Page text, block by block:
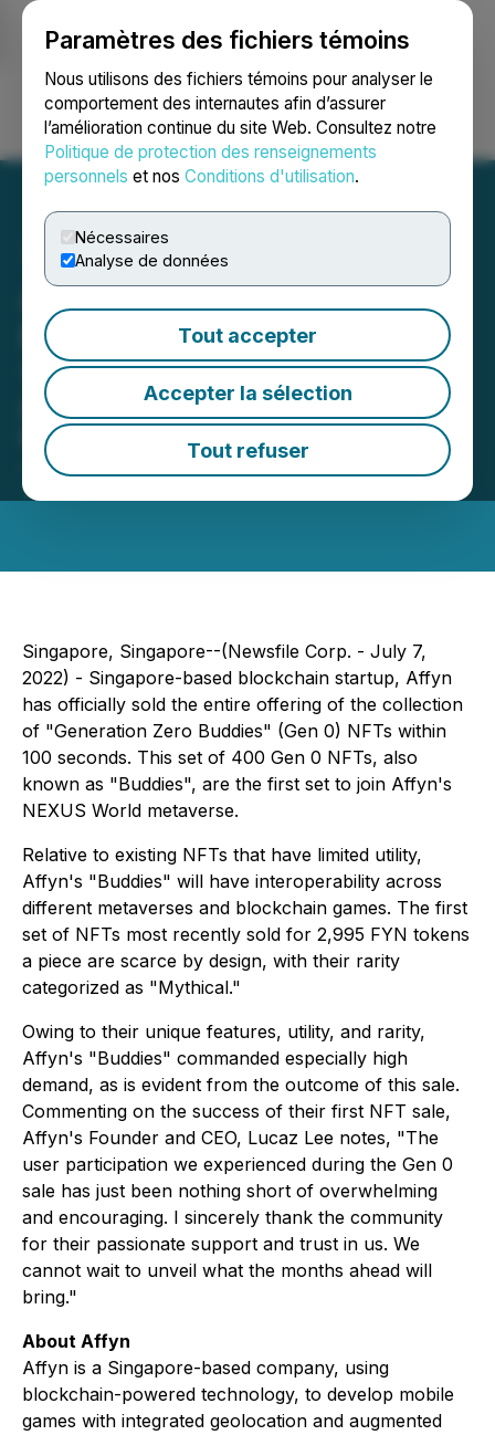
Paramètres des fichiers témoins
Nous utilisons des fichiers témoins pour analyser le
comportement des internautes afin d’assurer
l’amélioration continue du site Web. Consultez notre
Politique de protection des renseignements
personnels et nos Conditions d'utilisation.
Nécessaires
Analyse de données
Tout accepter
Accepter la sélection
Tout refuser
Ouvrir une session Recherche English
Affyn's "Generation Zero"
NFT Collection Sold Out in
100 Seconds
NFTs rose to rank #2 in the top
Polygon NFTs on OpenSea
July 07, 2022 10:07 AM EDT | Source:
InboundJunction Ltd.
Singapore, Singapore--(Newsfile Corp. - July 7,
2022) - Singapore-based blockchain startup, Affyn
has officially sold the entire offering of the collection
of "Generation Zero Buddies" (Gen 0) NFTs within
100 seconds. This set of 400 Gen 0 NFTs, also
known as "Buddies", are the first set to join Affyn's
NEXUS World metaverse.
Relative to existing NFTs that have limited utility,
Affyn's "Buddies" will have interoperability across
different metaverses and blockchain games. The first
set of NFTs most recently sold for 2,995 FYN tokens
a piece are scarce by design, with their rarity
categorized as "Mythical."
Owing to their unique features, utility, and rarity,
Affyn's "Buddies" commanded especially high
demand, as is evident from the outcome of this sale.
Commenting on the success of their first NFT sale,
Affyn's Founder and CEO, Lucaz Lee notes, "The
user participation we experienced during the Gen 0
sale has just been nothing short of overwhelming
and encouraging. I sincerely thank the community
for their passionate support and trust in us. We
cannot wait to unveil what the months ahead will
bring."
About Affyn
Affyn is a Singapore-based company, using
blockchain-powered technology, to develop mobile
games with integrated geolocation and augmented